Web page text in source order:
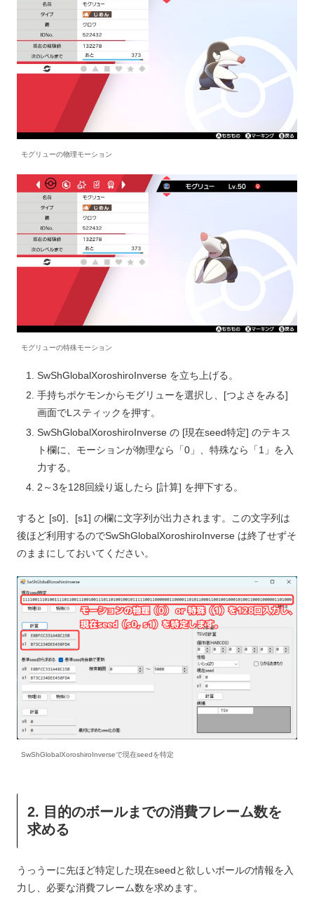
モグリューの物理モーション
モグリューの特殊モーション
SwShGlobalXoroshiroInverse を立ち上げる。
手持ちポケモンからモグリューを選択し、[つよさをみる]
画面でLスティックを押す。
SwShGlobalXoroshiroInverse の [現在seed特定] のテキス
ト欄に、モーションが物理なら「0」、特殊なら「1」を入
力する。
2～3を128回繰り返したら [計算] を押下する。
すると [s0]、[s1] の欄に文字列が出力されます。この文字列は
後ほど利用するのでSwShGlobalXoroshiroInverse は終了せずそ
のままにしておいてください。
SwShGlobalXoroshiroInverseで現在seedを特定
2. 目的のボールまでの消費フレーム数を
求める
うっうーに先ほど特定した現在seedと欲しいボールの情報を入
力し、必要な消費フレーム数を求めます。